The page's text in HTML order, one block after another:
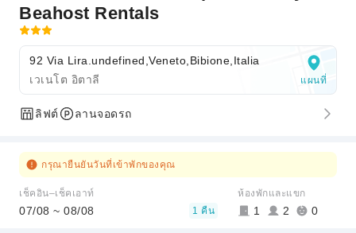
Beahost Rentals
92 Via Lira.undefined,Veneto,Bibione,Italia
เวเนโต อิตาลี
แผนที่
ลิฟต์ ลานจอดรถ
กรุณายืนยันวันที่เข้าพักของคุณ
เช็คอิน–เช็คเอาท์
07/08 ~ 08/08 1 คืน
ห้องพักและแขก
1 2 0